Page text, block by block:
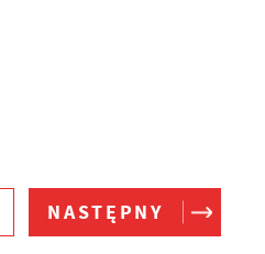
NASTĘPNY